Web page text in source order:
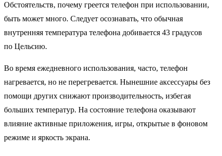
Обстоятельств, почему греется телефон при использовании,
быть может много. Следует осознавать, что обычная
внутренняя температура телефона добивается 43 градусов
по Цельсию.
Во время ежедневного использования, часто, телефон
нагревается, но не перегревается. Нынешние аксессуары без
помощи других снижают производительность, избегая
больших температур. На состояние телефона оказывают
влияние активные приложения, игры, открытые в фоновом
режиме и яркость экрана.